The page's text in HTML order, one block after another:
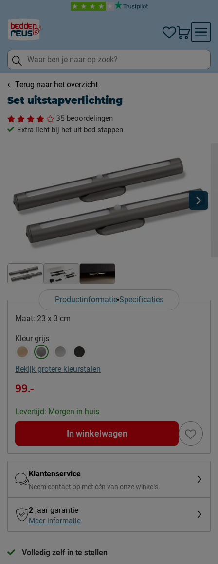
Terug naar het overzicht
Set uitstapverlichting
35 beoordelingen
Extra licht bij het uit bed stappen
Productinformatie Specificaties
Maat: 23 x 3 cm
Kleur grijs
Bekijk grotere kleurstalen
99.-
Levertijd: Morgen in huis
In winkelwagen
Klantenservice
Neem contact op met één van onze winkels
2 jaar garantie
Meer informatie
Volledig zelf in te stellen